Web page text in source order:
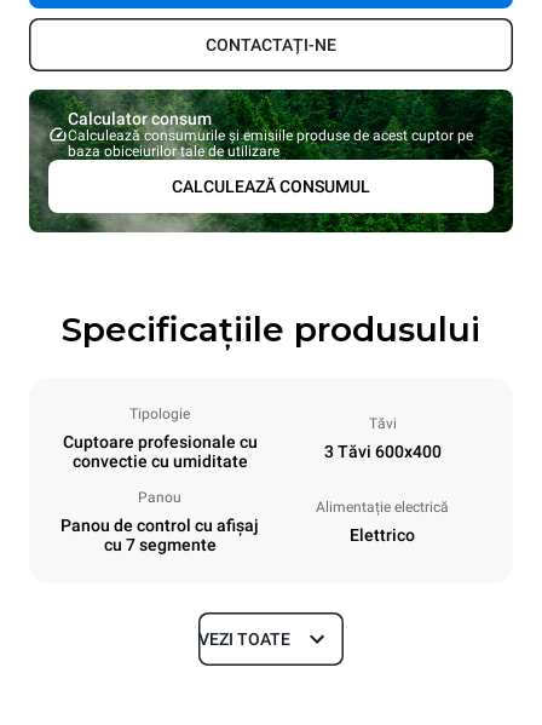
CONTACTAȚI-NE
Calculator consum
Calculează consumurile și emisiile produse de acest cuptor pe
baza obiceiurilor tale de utilizare
CALCULEAZĂ CONSUMUL
Specificațiile produsului
Tipologie
Cuptoare profesionale cu
convectie cu umiditate
Tăvi
3 Tăvi 600x400
Panou
Panou de control cu ​​afișaj
cu 7 segmente
Alimentație electrică
Elettrico
Dimensiuni
VEZI TOATE